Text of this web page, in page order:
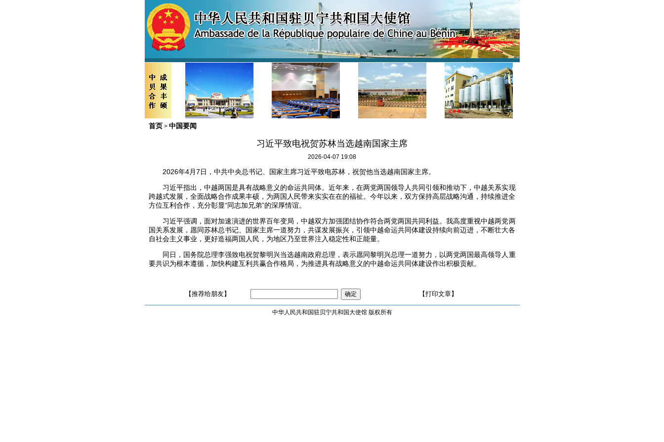
首页 > 中国要闻
习近平致电祝贺苏林当选越南国家主席
2026-04-07 19:08
2026年4月7日，中共中央总书记、国家主席习近平致电苏林，祝贺他当选越南国家主席。
习近平指出，中越两国是具有战略意义的命运共同体。近年来，在两党两国领导人共同引领和推动下，中越关系实现
跨越式发展，全面战略合作成果丰硕，为两国人民带来实实在在的福祉。今年以来，双方保持高层战略沟通，持续推进全
方位互利合作，充分彰显“同志加兄弟”的深厚情谊。
习近平强调，面对加速演进的世界百年变局，中越双方加强团结协作符合两党两国共同利益。我高度重视中越两党两
国关系发展，愿同苏林总书记、国家主席一道努力，共谋发展振兴，引领中越命运共同体建设持续向前迈进，不断壮大各
自社会主义事业，更好造福两国人民，为地区乃至世界注入稳定性和正能量。
同日，国务院总理李强致电祝贺黎明兴当选越南政府总理，表示愿同黎明兴总理一道努力，以两党两国最高领导人重
要共识为根本遵循，加快构建互利共赢合作格局，为推进具有战略意义的中越命运共同体建设作出积极贡献。
【推荐给朋友】 【打印文章】
中华人民共和国驻贝宁共和国大使馆 版权所有